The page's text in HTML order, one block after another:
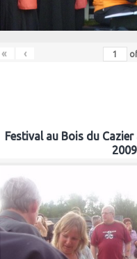
« ‹
Festival au Bois du
2009